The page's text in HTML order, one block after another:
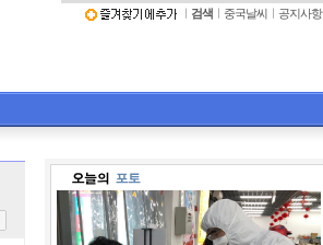
검색 중국날씨 공지사항